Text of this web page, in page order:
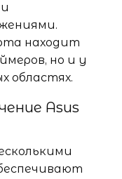
находит
но и у
областях.
Asus